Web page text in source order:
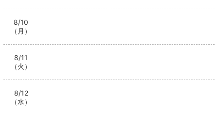
8/10
（月）
8/11
（火）
8/12
（水）